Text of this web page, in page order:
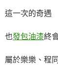
這一次的奇遇
也發包油漆終
屬於樂樂、程